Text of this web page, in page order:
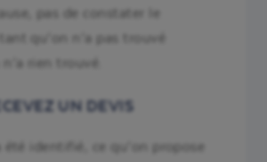
pas de constater le
qu’on n’a pas trouvé
rien trouvé.
UN DEVIS
été identifié, ce qu’on propose